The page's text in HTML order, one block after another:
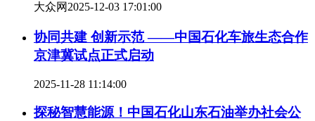
大众网 2025-12-03 17:01:00
协同共建 创新示范 ——中国石化车旅生态合作
京津冀试点正式启动
2025-11-28 11:14:00
探秘智慧能源！中国石化山东石油举办社会公